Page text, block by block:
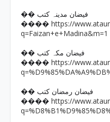
�� فیضان مدینہ کتب
���� https://
q=Faizan+e+Madina&m=1
�� فیضان مکہ کتب
���� https://
�� فیضان رمضان کتب
���� https://